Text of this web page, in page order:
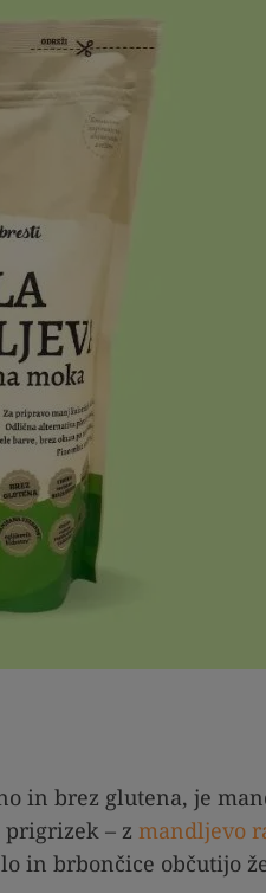
in brez glutena, je
– z mandljevo
in brbončice občutijo